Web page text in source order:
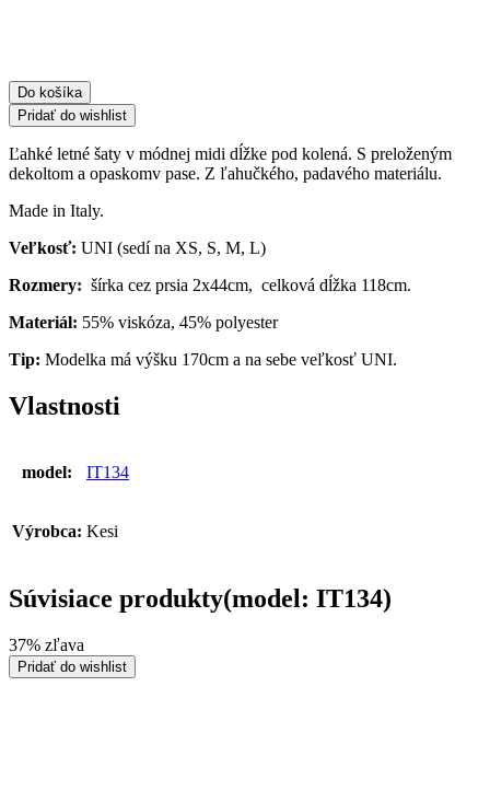
Do košíka
Pridať do wishlist
Ľahké letné šaty v módnej midi dĺžke pod kolená. S preloženým
dekoltom a opaskomv pase. Z ľahučkého, padavého materiálu.
Made in Italy.
Veľkosť: UNI (sedí na XS, S, M, L)
Rozmery: šírka cez prsia 2x44cm, celková dĺžka 118cm.
Materiál: 55% viskóza, 45% polyester
Tip: Modelka má výšku 170cm a na sebe veľkosť UNI.
Vlastnosti
model: IT134
Výrobca: Kesi
Súvisiace produkty(model: IT134)
37% zľava
Pridať do wishlist